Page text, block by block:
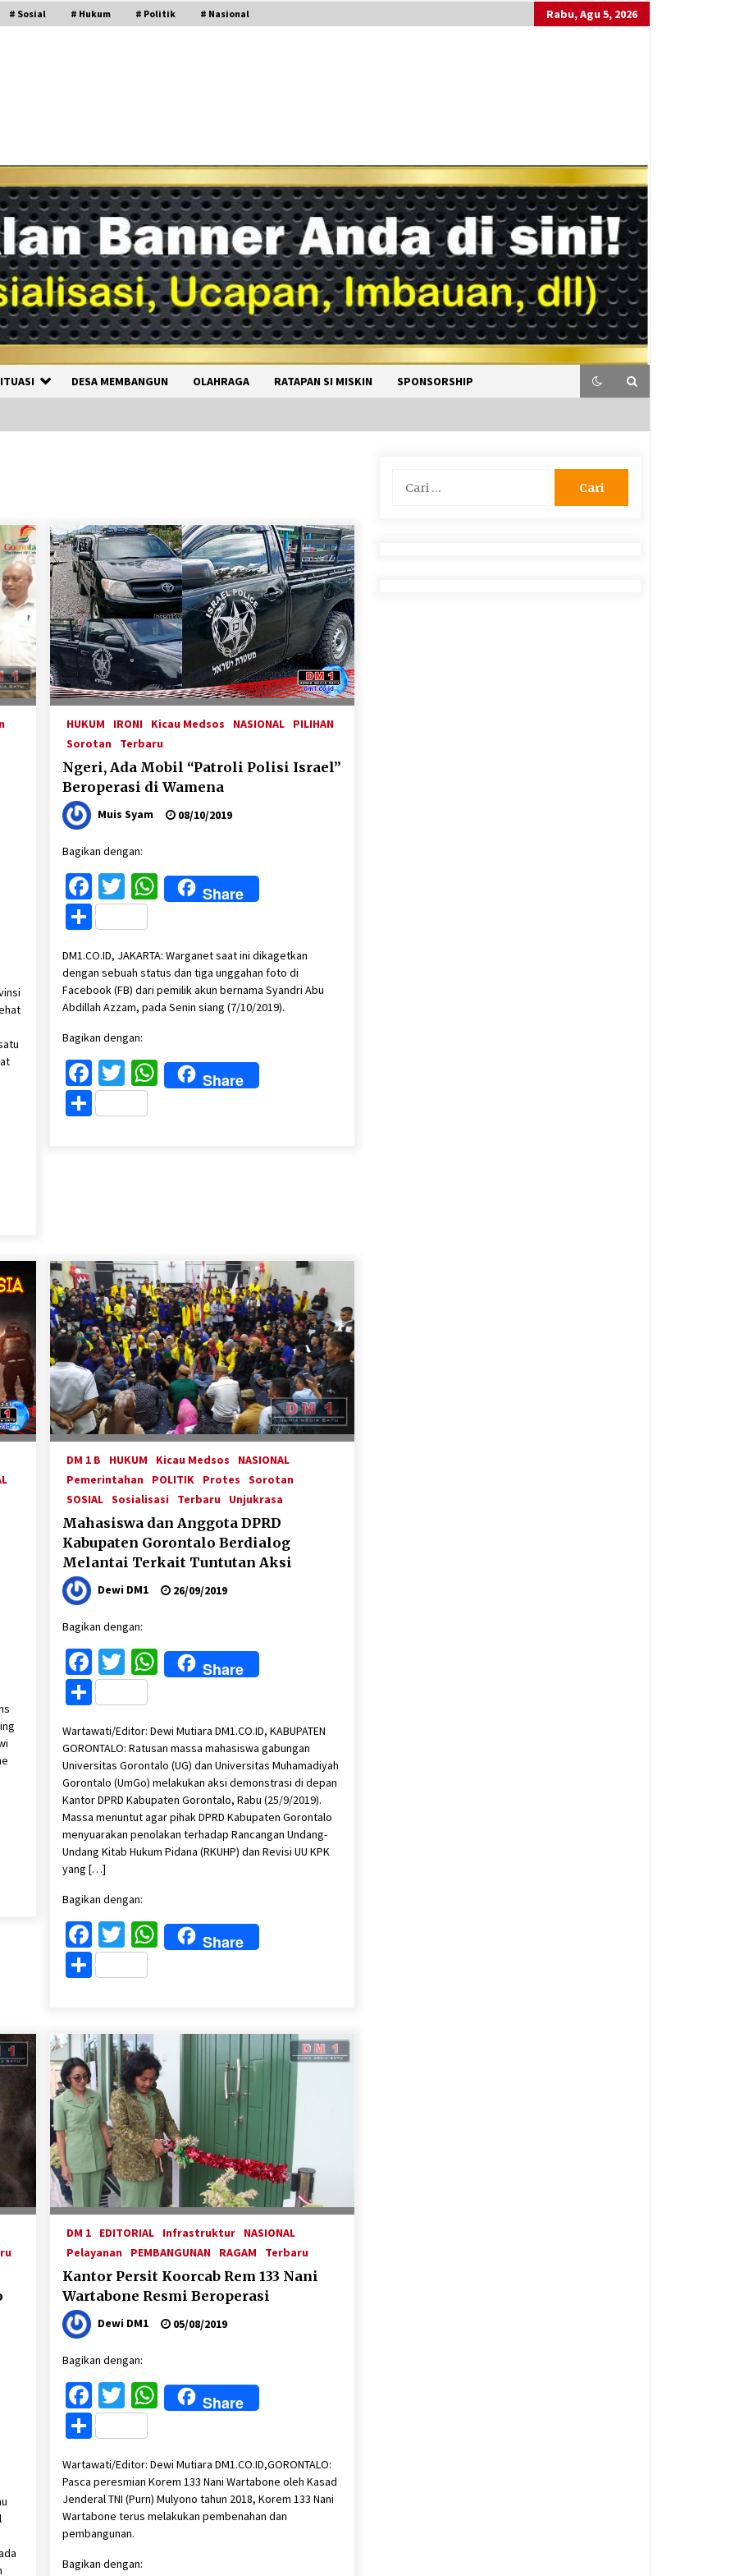
# Sosial # Hukum # Politik # Nasional Rabu, Agu 5, 2026
DESA MEMBANGUN OLAHRAGA RATAPAN SI MISKIN SPONSORSHIP
HUKUM IRONI Kicau Medsos NASIONAL
PILIHAN
Sorotan
Terbaru
Ngeri, Ada Mobil “Patroli Polisi Israel”
Beroperasi di Wamena
Muis Syam 08/10/2019
Bagikan dengan:
Facebook
Twitter
WhatsApp
Share
Share
DM1.CO.ID, JAKARTA: Warganet saat ini dikagetkan
dengan sebuah status dan tiga unggahan foto di
Facebook (FB) dari pemilik akun bernama Syandri Abu
Abdillah Azzam, pada Senin siang (7/10/2019).
Bagikan dengan:
Facebook
Twitter
WhatsApp
Share
Share
DM 1 B HUKUM Kicau Medsos
NASIONAL
Pemerintahan
POLITIK Protes
Sorotan
SOSIAL Sosialisasi Terbaru Unjukrasa
Mahasiswa dan Anggota DPRD
Kabupaten Gorontalo Berdialog
Melantai Terkait Tuntutan Aksi
Dewi DM1 26/09/2019
Bagikan dengan:
Facebook
Twitter
WhatsApp
Share
Share
Wartawati/Editor: Dewi Mutiara DM1.CO.ID, KABUPATEN
GORONTALO: Ratusan massa mahasiswa gabungan
Universitas Gorontalo (UG) dan Universitas Muhamadiyah
Gorontalo (UmGo) melakukan aksi demonstrasi di depan
Kantor DPRD Kabupaten Gorontalo, Rabu (25/9/2019).
Massa menuntut agar pihak DPRD Kabupaten Gorontalo
menyuarakan penolakan terhadap Rancangan Undang-
Undang Kitab Hukum Pidana (RKUHP) dan Revisi UU KPK
yang […]
Bagikan dengan:
Facebook
Twitter
WhatsApp
Share
Share
DM 1 EDITORIAL Infrastruktur
NASIONAL
Pelayanan
PEMBANGUNAN RAGAM Terbaru
Kantor Persit Koorcab Rem 133 Nani
Wartabone Resmi Beroperasi
Dewi DM1 05/08/2019
Bagikan dengan:
Facebook
Twitter
WhatsApp
Share
Share
Wartawati/Editor: Dewi Mutiara DM1.CO.ID,GORONTALO:
Pasca peresmian Korem 133 Nani Wartabone oleh Kasad
Jenderal TNI (Purn) Mulyono tahun 2018, Korem 133 Nani
Wartabone terus melakukan pembenahan dan
pembangunan.
Bagikan dengan:
untuk: